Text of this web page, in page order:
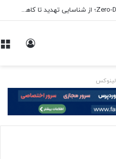
روش‌های جلوگیری از حملات Zero-Day؛ از شناسایی تهدید تا کاهش ریسک